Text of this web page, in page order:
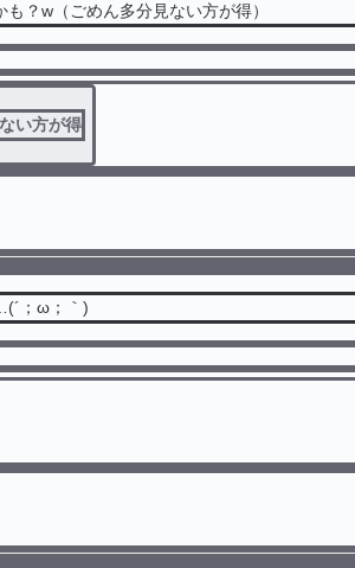
？w（ごめん多分見ない方が得）
い方が得
；ω；｀)